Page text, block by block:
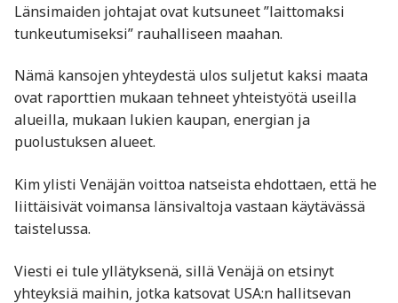
Länsimaiden johtajat ovat kutsuneet ”laittomaksi
tunkeutumiseksi” rauhalliseen maahan.
Nämä kansojen yhteydestä ulos suljetut kaksi maata
ovat raporttien mukaan tehneet yhteistyötä useilla
alueilla, mukaan lukien kaupan, energian ja
puolustuksen alueet.
Kim ylisti Venäjän voittoa natseista ehdottaen, että he
liittäisivät voimansa länsivaltoja vastaan käytävässä
taistelussa.
Viesti ei tule yllätyksenä, sillä Venäjä on etsinyt
yhteyksiä maihin, jotka katsovat USA:n hallitsevan